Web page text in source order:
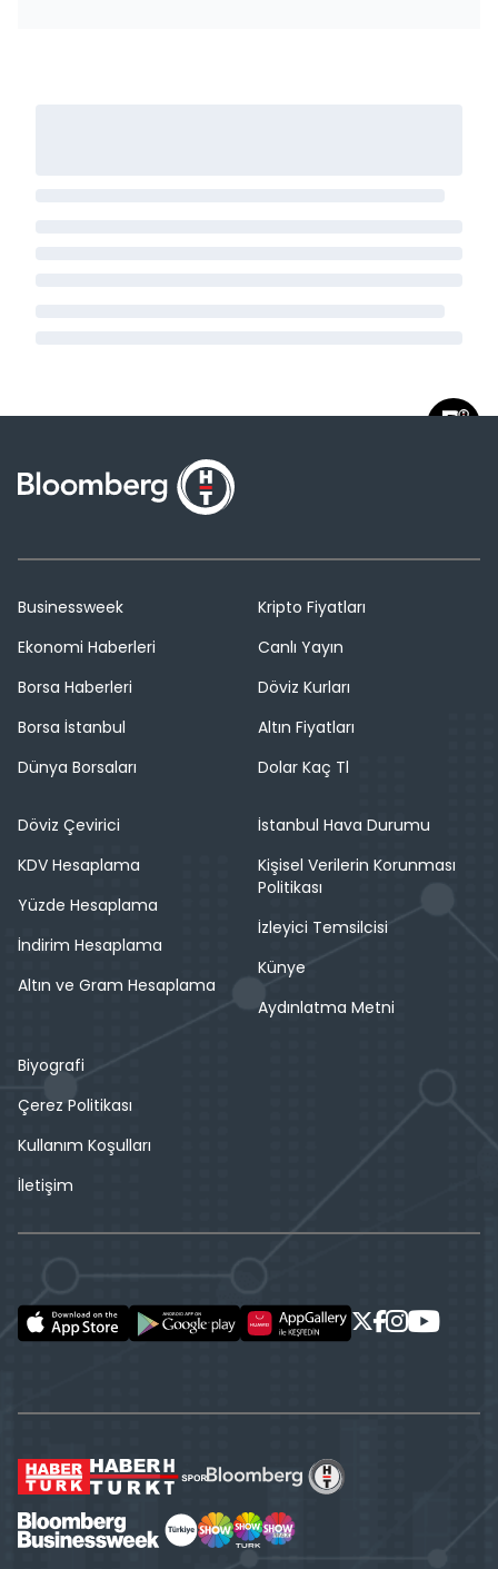
Businessweek
Ekonomi Haberleri
Borsa Haberleri
Borsa İstanbul
Dünya Borsaları
Kripto Fiyatları
Canlı Yayın
Döviz Kurları
Altın Fiyatları
Dolar Kaç Tl
Döviz Çevirici
KDV Hesaplama
Yüzde Hesaplama
İndirim Hesaplama
Altın ve Gram Hesaplama
İstanbul Hava Durumu
Kişisel Verilerin Korunması
Politikası
İzleyici Temsilcisi
Künye
Aydınlatma Metni
Biyografi
Çerez Politikası
Kullanım Koşulları
İletişim